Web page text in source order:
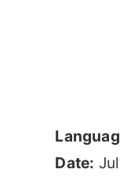
Date: